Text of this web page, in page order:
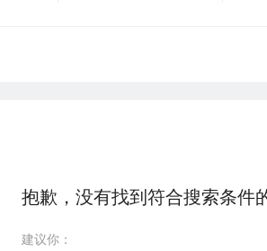
抱歉，没有找到符合搜索条件
建议你：